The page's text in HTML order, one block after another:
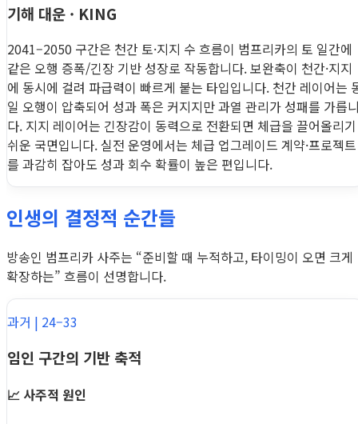
기해 대운 · KING
2041–2050 구간은 천간 토·지지 수 흐름이 범프리카의 토 일간에
같은 오행 증폭/긴장 기반 성장로 작동합니다. 보완축이 천간·지지
에 동시에 걸려 파급력이 빠르게 붙는 타입입니다. 천간 레이어는
일 오행이 압축되어 성과 폭은 커지지만 과열 관리가 성패를 가릅
다. 지지 레이어는 긴장감이 동력으로 전환되면 체급을 끌어올리기
쉬운 국면입니다. 실전 운영에서는 체급 업그레이드 계약·프로젝트
를 과감히 잡아도 성과 회수 확률이 높은 편입니다.
인생의 결정적 순간들
방송인 범프리카 사주는 “준비할 때 누적하고, 타이밍이 오면 크게
확장하는” 흐름이 선명합니다.
과거 | 24–33
임인 구간의 기반 축적
📈 사주적 원인